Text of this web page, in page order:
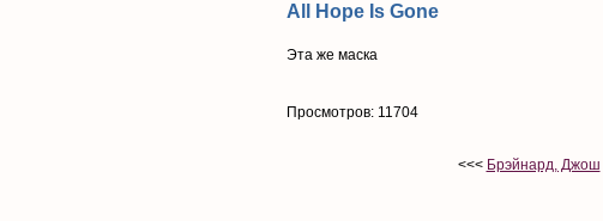
All Hope Is Gone
Эта же маска
Просмотров: 11704
<<< Брэйнард, Джош